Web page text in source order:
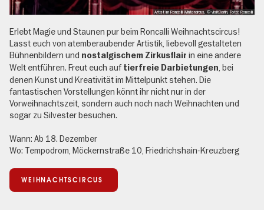
Artist im Roncalli Wintercircus, © visitBerlin, Foto: Roncalli
Erlebt Magie und Staunen pur beim Roncalli Weihnachtscircus!
Lasst euch von atemberaubender Artistik, liebevoll gestalteten
Bühnenbildern und nostalgischem Zirkusflair in eine andere
Welt entführen. Freut euch auftierfreie Darbietungen, bei
denen Kunst und Kreativität im Mittelpunkt stehen. Die
fantastischen Vorstellungen könnt ihr nicht nur in der
Vorweihnachtszeit, sondern auch noch nach Weihnachten und
sogar zu Silvester besuchen.
Wann: Ab 18. Dezember
Wo: Tempodrom, Möckernstraße 10, Friedrichshain-Kreuzberg
WEIHNACHTSCIRCUS